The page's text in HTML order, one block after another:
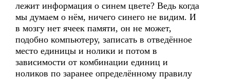
лежит информация о синем цвете? Ведь когда
мы думаем о нём, ничего синего не видим. И
в мозгу нет ячеек памяти, он не может,
подобно компьютеру, записать в отведённое
место единицы и нолики и потом в
зависимости от комбинации единиц и
ноликов по заранее определённому правилу